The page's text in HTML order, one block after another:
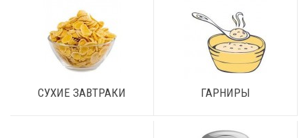
CУХИЕ ЗАВТРАКИ ГАРНИРЫ